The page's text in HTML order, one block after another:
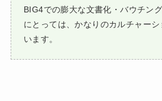
BIG4での膨大な文書化・バウチン
にとっては、かなりのカルチャー
います。